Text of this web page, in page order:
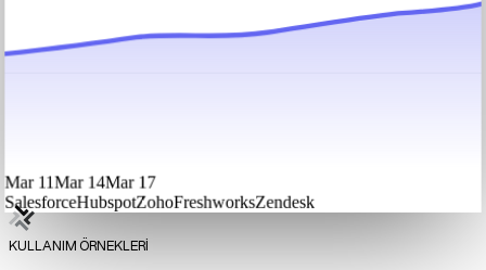
Mar 11Mar 14Mar 17
SalesforceHubspotZohoFreshworksZendesk
KULLANIM ÖRNEKLERİ